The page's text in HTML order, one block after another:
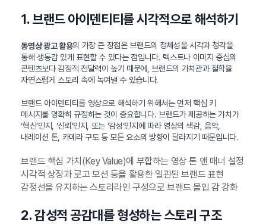
1. 브랜드 아이덴티티를 시각적으로 해석하기
동영상 광고 활용의 가장 큰 장점은 브랜드의 정체성을 시각과 청각을
통해 생동감 있게 표현할 수 있다는 점입니다. 텍스트나 이미지 중심의
콘텐츠보다 감정적 전달력이 높기 때문에, 브랜드의 가치관과 철학을
자연스럽게 스토리 속에 녹여낼 수 있습니다.
브랜드 아이덴티티를 영상으로 해석하기 위해서는 먼저 핵심 키
메시지를 명확히 규정하는 것이 중요합니다. 브랜드가 제공하는 가치가
‘혁신’인지, ‘신뢰’인지, 또는 ‘감성’인지에 따라 영상의 색감, 음악,
내레이션 톤, 카메라 구도 등 모든 요소의 방향이 달라지기 때문입니다.
브랜드 핵심 가치(Key Value)에 부합하는 영상 톤 앤 매너 설정
시각적 상징과 로고 모션 등을 활용한 일관된 브랜드 표현
감정선을 유지하는 스토리라인 구성으로 브랜드 몰입 감 강화
2. 감성적 공감대를 형성하는 스토리 구조